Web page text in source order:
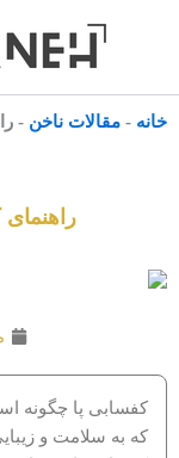
خانه - مقالات ناخن -
کفسابی پا چگونه
که به سلامت و